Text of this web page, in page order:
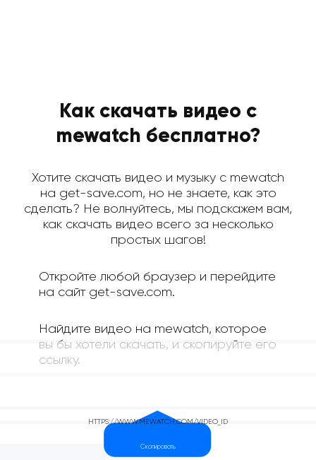
Как скачать видео с
mewatch бесплатно?
Хотите скачать видео и музыку с mewatch
на get-save.com, но не знаете, как это
сделать? Не волнуйтесь, мы подскажем вам,
как скачать видео всего за несколько
простых шагов!
Откройте любой браузер и перейдите
на сайт get-save.com.
Найдите видео на mewatch, которое
вы бы хотели скачать, и скопируйте его
ссылку.